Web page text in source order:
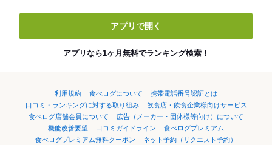
アプリで開く
アプリなら1ヶ月無料でランキング検索！
利用規約 食べログについて
携帯電話番号認証とは
口コミ・ランキングに対する取り組み
飲食店・飲食企業様向けサービス
食べログ店舗会員について
広告（メーカー・団体様等向け）について
機能改善要望
口コミガイドライン
食べログプレミアム
食べログプレミアム無料クーポン
ネット予約（リクエスト予約）